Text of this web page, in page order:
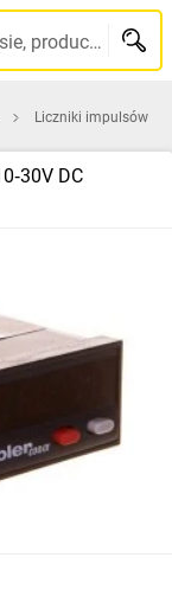
Szukaj po nazwie, indeksie, producencie, kodzie kreskowym...
Liczniki impulsów
DC